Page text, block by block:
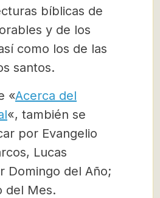
bíblicas de
y de los
como los de las
santos.
«Acerca del
«, también se
por Evangelio
Lucas
Domingo del Año;
del Mes.